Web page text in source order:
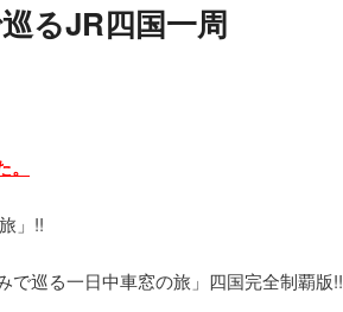
るJR四国一周
」!!
で巡る一日中車窓の旅」四国完全制覇版!!